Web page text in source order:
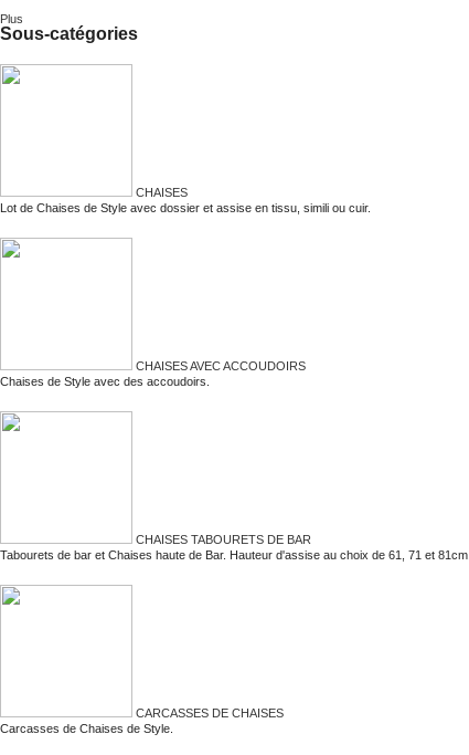
Plus
Sous-catégories
CHAISES
Lot de Chaises de Style avec dossier et assise en tissu, simili ou cuir.
CHAISES AVEC ACCOUDOIRS
Chaises de Style avec des accoudoirs.
CHAISES TABOURETS DE BAR
Tabourets de bar et Chaises haute de Bar. Hauteur d'assise au choix de 61, 71 et 81cm.
CARCASSES DE CHAISES
Carcasses de Chaises de Style.